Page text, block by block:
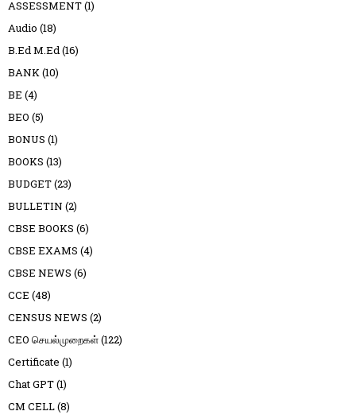
ASSESSMENT(1)
Audio (18)
B.Ed M.Ed(16)
BANK(10)
BE (4)
BEO (5)
BONUS (1)
BOOKS (13)
BUDGET(23)
BULLETIN (2)
CBSE BOOKS (6)
CBSE EXAMS (4)
CBSE NEWS (6)
CCE (48)
CENSUS NEWS (2)
CEO செயல்முறைகள்(122)
Certificate (1)
Chat GPT(1)
CM CELL(8)